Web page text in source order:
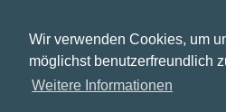
Wir verwenden Cookies, um
möglichst benutzerfreundlich
Weitere Informationen